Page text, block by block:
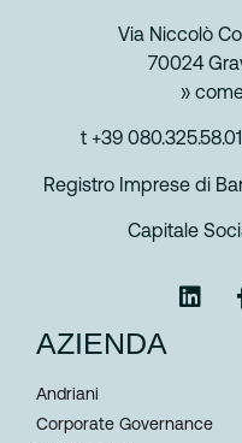
Via Niccolò
70024
»
t +39 080.325.58.01
Registro Imprese di
Capitale
AZIENDA
Andriani
Corporate Governance